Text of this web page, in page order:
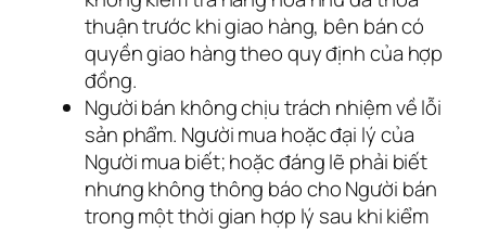
thuận trước khi giao hàng, bên bán có
quyền giao hàng theo quy định của hợp
đồng.
Người bán không chịu trách nhiệm về lỗi
sản phẩm. Người mua hoặc đại lý của
Người mua biết; hoặc đáng lẽ phải biết
nhưng không thông báo cho Người bán
trong một thời gian hợp lý sau khi kiểm